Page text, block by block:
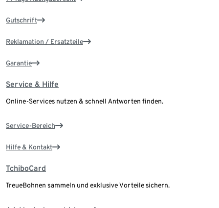
Gutschrift
Reklamation / Ersatzteile
Garantie
Service & Hilfe
Online-Services nutzen & schnell Antworten finden.
Service-Bereich
Hilfe & Kontakt
TchiboCard
TreueBohnen sammeln und exklusive Vorteile sichern.